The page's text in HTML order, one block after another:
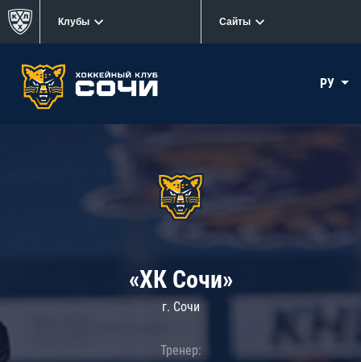
Клубы Сайты
РУ
«ХК Сочи»
г. Сочи
Тренер: